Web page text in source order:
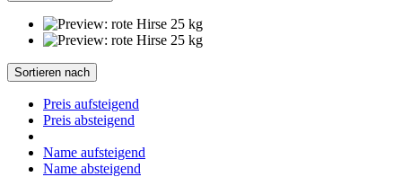
Sortieren nach
Preis aufsteigend
Preis absteigend
Name aufsteigend
Name absteigend